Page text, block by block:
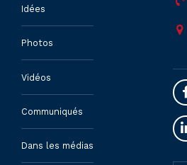
Idées
Photos
Vidéos
Communiqués
Dans les médias